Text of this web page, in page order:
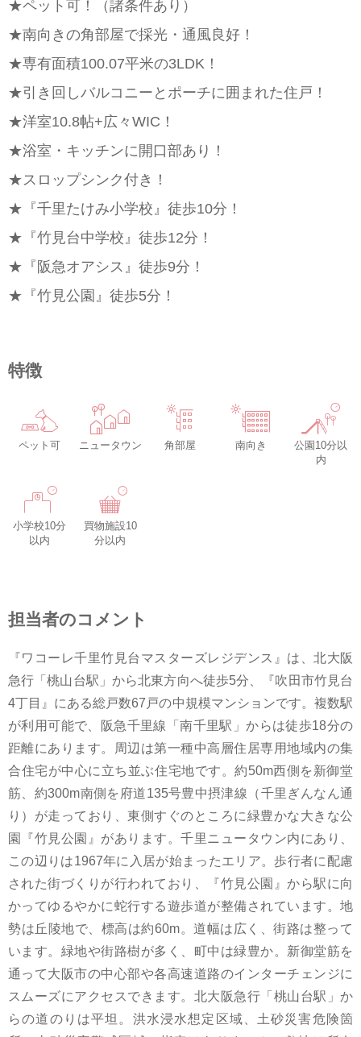
★ペット可！（諸条件あり）
★南向きの角部屋で採光・通風良好！
★専有面積100.07平米の3LDK！
★引き回しバルコニーとポーチに囲まれた住戸！
★洋室10.8帖+広々WIC！
★浴室・キッチンに開口部あり！
★スロップシンク付き！
★『千里たけみ小学校』徒歩10分！
★『竹見台中学校』徒歩12分！
★『阪急オアシス』徒歩9分！
★『竹見公園』徒歩5分！
特徴
ペット可 ニュータウン 角部屋 南向き
公園10分以
内
小学校10分
以内
買物施設10
分以内
担当者のコメント
『ワコーレ千里竹見台マスターズレジデンス』は、北大阪
急行「桃山台駅」から北東方向へ徒歩5分、『吹田市竹見台
4丁目』にある総戸数67戸の中規模マンションです。複数駅
が利用可能で、阪急千里線「南千里駅」からは徒歩18分の
距離にあります。周辺は第一種中高層住居専用地域内の集
合住宅が中心に立ち並ぶ住宅地です。約50m西側を新御堂
筋、約300m南側を府道135号豊中摂津線（千里ぎんなん通
り）が走っており、東側すぐのところに緑豊かな大きな公
園『竹見公園』があります。千里ニュータウン内にあり、
この辺りは1967年に入居が始まったエリア。歩行者に配慮
された街づくりが行われており、『竹見公園』から駅に向
かってゆるやかに蛇行する遊歩道が整備されています。地
勢は丘陵地で、標高は約60m。道幅は広く、街路は整って
います。緑地や街路樹が多く、町中は緑豊か。新御堂筋を
通って大阪市の中心部や各高速道路のインターチェンジに
スムーズにアクセスできます。北大阪急行「桃山台駅」か
らの道のりは平坦。洪水浸水想定区域、土砂災害危険箇